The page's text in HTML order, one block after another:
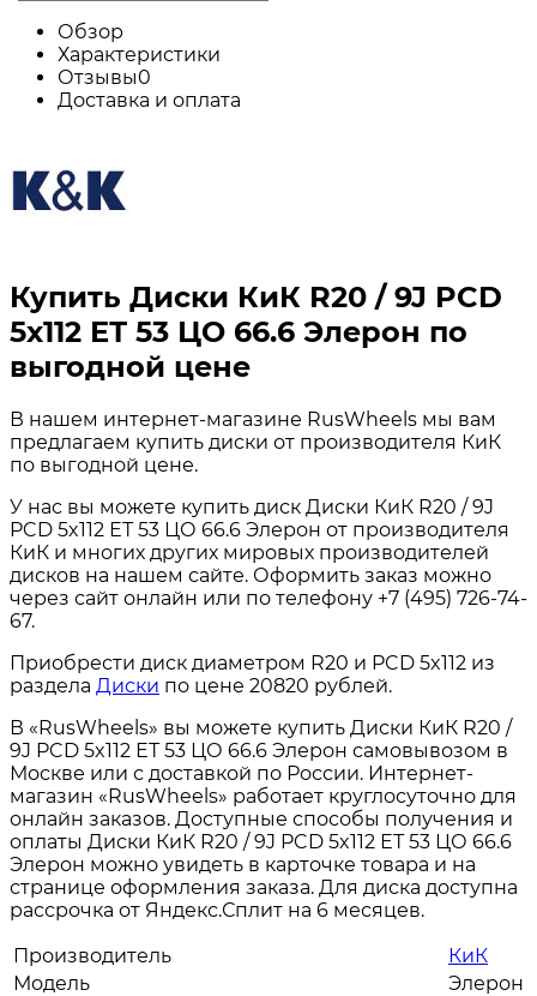
Обзор
Характеристики
Отзывы0
Доставка и оплата
Купить Диски КиК R20 / 9J PCD
5x112 ЕТ 53 ЦО 66.6 Элерон по
выгодной цене
В нашем интернет-магазине RusWheels мы вам
предлагаем купить диски от производителя КиК
по выгодной цене.
У нас вы можете купить диск Диски КиК R20 / 9J
PCD 5x112 ЕТ 53 ЦО 66.6 Элерон от производителя
КиК и многих других мировых производителей
дисков на нашем сайте. Оформить заказ можно
через сайт онлайн или по телефону +7 (495) 726-74-
67.
Приобрести диск диаметром R20 и PCD 5x112 из
раздела Диски по цене 20820 рублей.
В «RusWheels» вы можете купить Диски КиК R20 /
9J PCD 5x112 ЕТ 53 ЦО 66.6 Элерон самовывозом в
Москве или с доставкой по России. Интернет-
магазин «RusWheels» работает круглосуточно для
онлайн заказов. Доступные способы получения и
оплаты Диски КиК R20 / 9J PCD 5x112 ЕТ 53 ЦО 66.6
Элерон можно увидеть в карточке товара и на
странице оформления заказа. Для диска доступна
рассрочка от Яндекс.Сплит на 6 месяцев.
Производитель
КиК
Модель
Элерон